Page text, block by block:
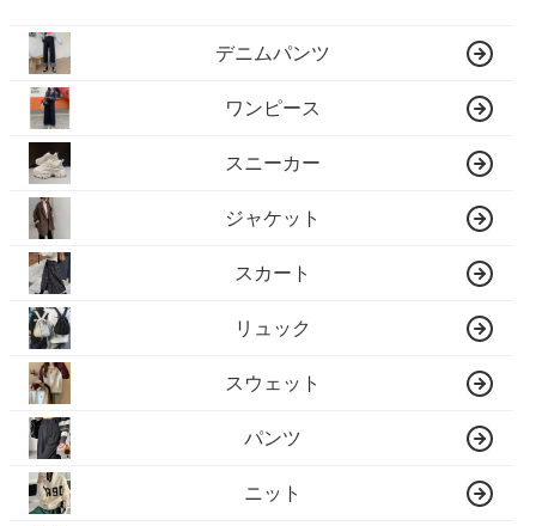
ワンピース
スニーカー
ジャケット
スカート
リュック
スウェット
パンツ
ニット
シャツ